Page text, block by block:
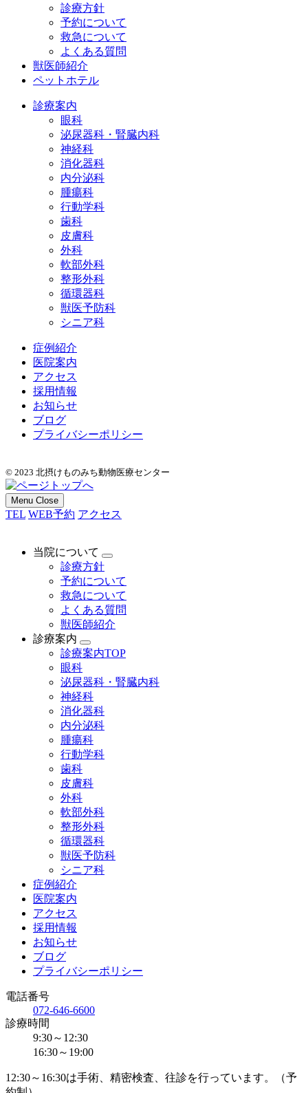
診療方針
予約について
救急について
よくある質問
獣医師紹介
ペットホテル
診療案内
眼科
泌尿器科・腎臓内科
神経科
消化器科
内分泌科
腫瘍科
行動学科
歯科
皮膚科
外科
軟部外科
整形外科
循環器科
獣医予防科
シニア科
症例紹介
医院案内
アクセス
採用情報
お知らせ
ブログ
プライバシーポリシー
© 2023 北摂けものみち動物医療センター
Menu Close
TEL WEB予約 アクセス
当院について
診療方針
予約について
救急について
よくある質問
獣医師紹介
診療案内
診療案内TOP
眼科
泌尿器科・腎臓内科
神経科
消化器科
内分泌科
腫瘍科
行動学科
歯科
皮膚科
外科
軟部外科
整形外科
循環器科
獣医予防科
シニア科
症例紹介
医院案内
アクセス
採用情報
お知らせ
ブログ
プライバシーポリシー
電話番号
072-646-6600
診療時間
9:30～12:30
16:30～19:00
12:30～16:30は手術、精密検査、往診を行っています。（予